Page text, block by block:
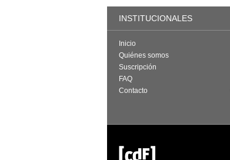
INSTITUCIONALES
Inicio
Quiénes somos
Suscripción
FAQ
Contacto